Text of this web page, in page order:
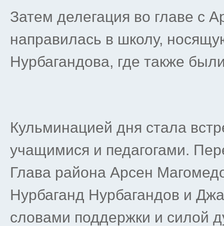
Затем делегация во главе с
направилась в школу,
Нурбагандова, где также
Кульминацией дня стала
учащимися и педагогами.
Глава района Арсен
Нурбаганд Нурбагандов и
словами поддержки и силой